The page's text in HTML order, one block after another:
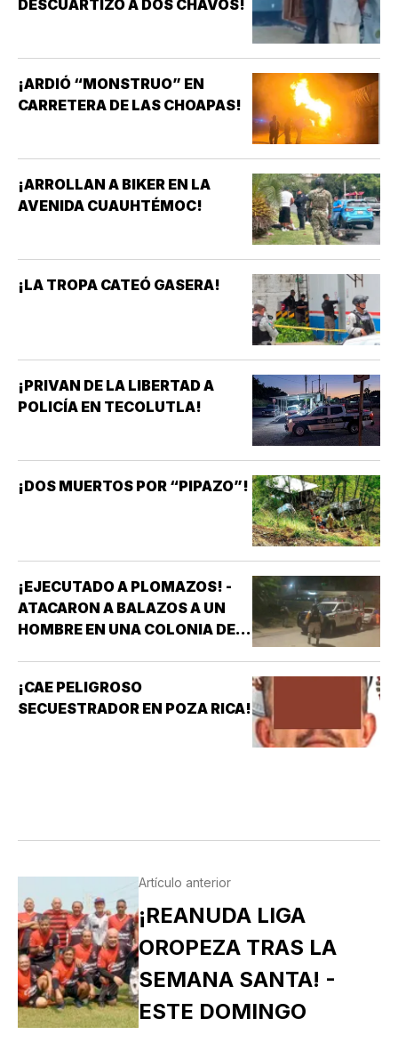
DESCUARTIZÓ A DOS CHAVOS!
¡ARDIÓ “MONSTRUO” EN
CARRETERA DE LAS CHOAPAS!
¡ARROLLAN A BIKER EN LA
AVENIDA CUAUHTÉMOC!
¡LA TROPA CATEÓ GASERA!
¡PRIVAN DE LA LIBERTAD A
POLICÍA EN TECOLUTLA!
¡DOS MUERTOS POR “PIPAZO”!
¡EJECUTADO A PLOMAZOS! -
ATACARON A BALAZOS A UN
HOMBRE EN UNA COLONIA DE
¡CAE PELIGROSO
SECUESTRADOR EN POZA RICA!
Artículo anterior
¡REANUDA LIGA
OROPEZA TRAS LA
SEMANA SANTA! -
ESTE DOMINGO